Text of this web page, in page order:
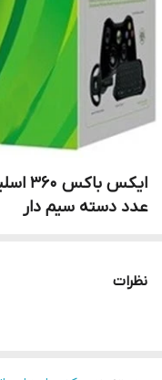
عدد دسته سیم دار
نظرات